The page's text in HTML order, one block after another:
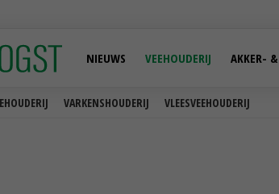
VARKENSHOUDERIJ VLEESVEEHOUDERIJ
NIEUWS VEEHOUDERIJ AKKER-